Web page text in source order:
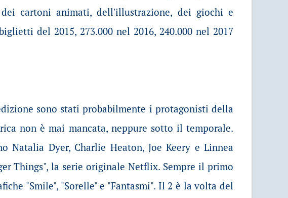
cartoni animati, dell'illustrazione, dei giochi e
del 2015, 273.000 nel 2016, 240.000 nel 2017
sono stati probabilmente i protagonisti della
non è mai mancata, neppure sotto il temporale.
Natalia Dyer, Charlie Heaton, Joe Keery e Linnea
Things", la serie originale Netflix. Sempre il primo
"Smile", "Sorelle" e "Fantasmi". Il 2 è la volta del